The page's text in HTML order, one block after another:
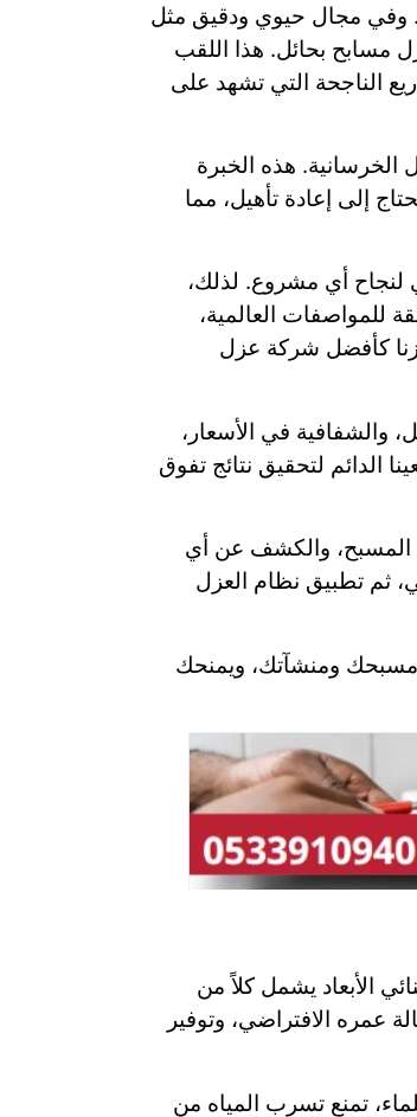
وفي مجال حيوي ودقيق مثل
بحائل. هذا اللقب
الناجحة التي تشهد على
الخرسانية. هذه الخبرة
إلى إعادة تأهيل، مما
لنجاح أي مشروع. لذلك،
للمواصفات العالمية،
كأفضل شركة عزل
والشفافية في الأسعار،
الدائم لتحقيق نتائج تفوق
المسبح، والكشف عن أي
ثم تطبيق نظام العزل
مسبحك ومنشآتك، ويمنحك
الأبعاد يشمل كلاً من
عمره الافتراضي، وتوفير
تمنع تسرب المياه من